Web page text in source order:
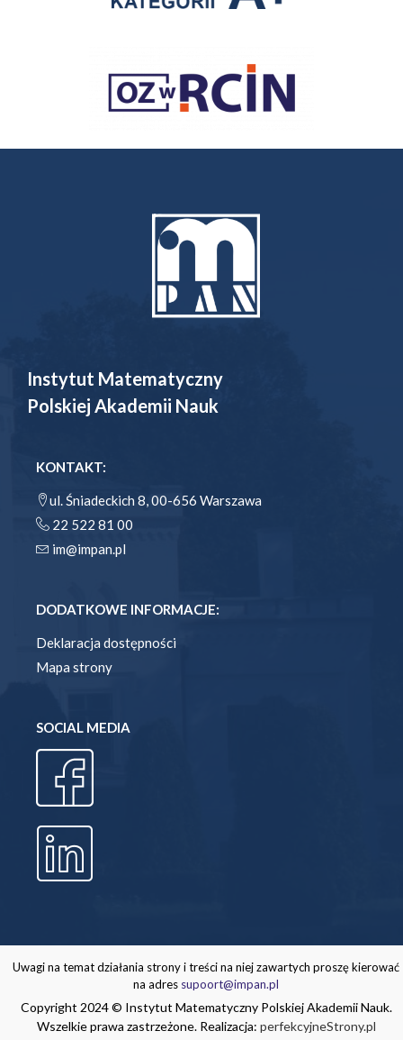
Instytut Matematyczny
Polskiej Akademii Nauk
KONTAKT:
ul. Śniadeckich 8, 00-656 Warszawa
22 522 81 00
im@impan.pl
DODATKOWE INFORMACJE:
Deklaracja dostępności
Mapa strony
SOCIAL MEDIA
Uwagi na temat działania strony i treści na niej zawartych proszę kierować
na adres supoort@impan.pl
Copyright 2024 © Instytut Matematyczny Polskiej Akademii Nauk.
Wszelkie prawa zastrzeżone. Realizacja: perfekcyjneStrony.pl